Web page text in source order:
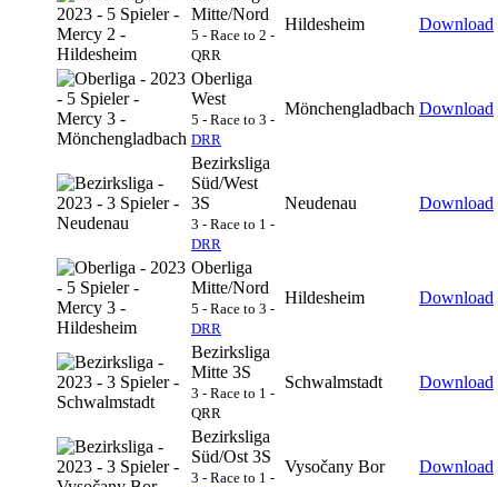
Mitte/Nord
5 - Race to 2 -
QRR
Hildesheim Download
Oberliga
West
5 - Race to 3 -
DRR
Mönchengladbach Download
Bezirksliga
Süd/West
3S
3 - Race to 1 -
DRR
Neudenau Download
Oberliga
Mitte/Nord
5 - Race to 3 -
DRR
Hildesheim Download
Bezirksliga
Mitte 3S
3 - Race to 1 -
QRR
Schwalmstadt Download
Bezirksliga
Süd/Ost 3S
3 - Race to 1 -
Vysočany Bor Download